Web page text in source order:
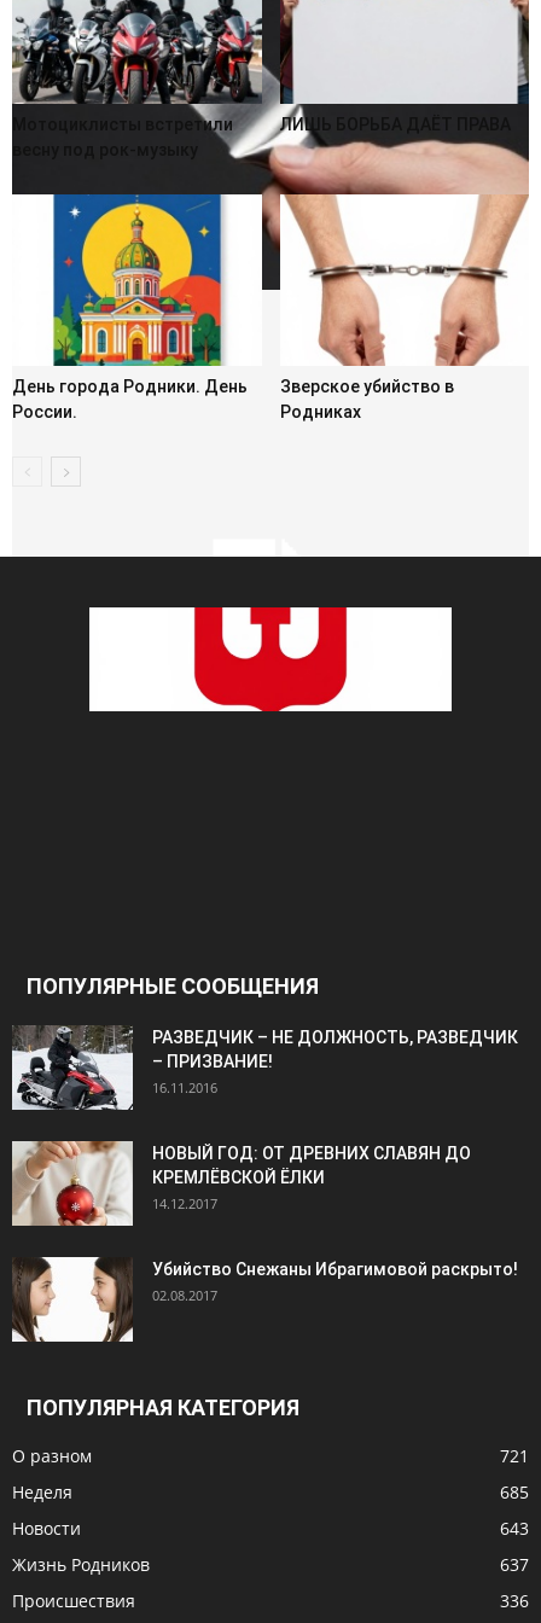
Мотоциклисты встретили
ЛИШЬ БОРЬБА ДАЁТ ПРАВА
День города Родники. День
России.
Зверское убийство в
Родниках
ПОПУЛЯРНЫЕ СООБЩЕНИЯ
РАЗВЕДЧИК – НЕ ДОЛЖНОСТЬ, РАЗВЕДЧИК
– ПРИЗВАНИЕ!
16.11.2016
НОВЫЙ ГОД: ОТ ДРЕВНИХ СЛАВЯН ДО
КРЕМЛЁВСКОЙ ЁЛКИ
14.12.2017
Убийство Снежаны Ибрагимовой раскрыто!
02.08.2017
ПОПУЛЯРНАЯ КАТЕГОРИЯ
О разном
721
Неделя
685
Новости
643
Жизнь Родников
637
Происшествия
336